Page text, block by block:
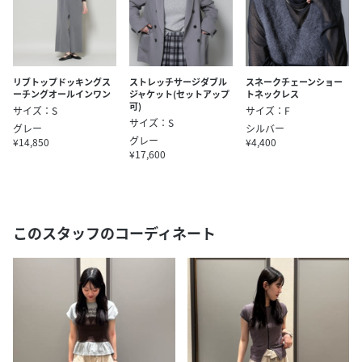
リブトップドッキングス
ーチングオールインワン
サイズ：S
グレー
¥14,850
ストレッチサージダブル
ジャケット(セットアップ
可)
サイズ：S
グレー
¥17,600
スネークチェーンショー
トネックレス
サイズ：F
シルバー
¥4,400
このスタッフのコーディネート